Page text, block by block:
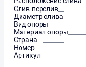
Слив-перелив
Диаметр слива
Вид опоры
Материал опоры
Страна
Номер
Артикул